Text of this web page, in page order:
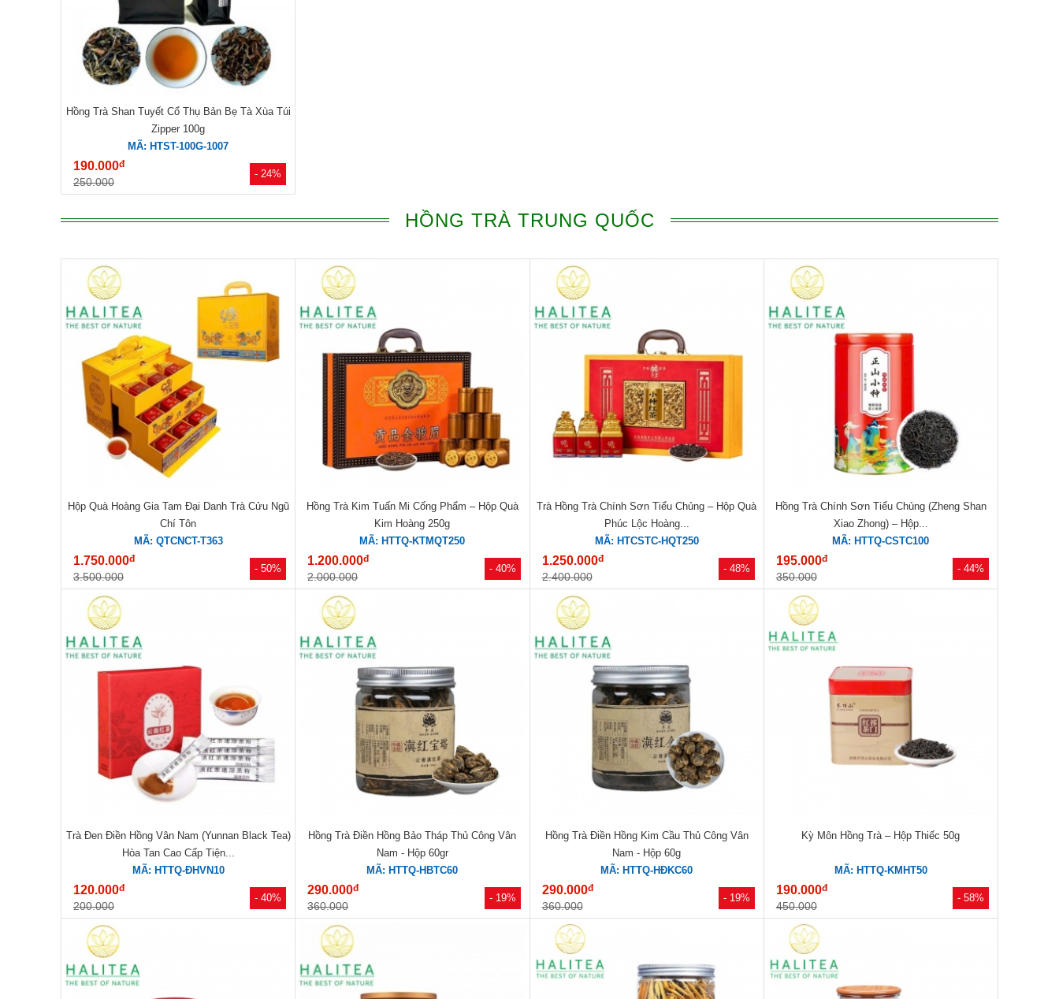
- 24%
Hồng Trà Shan Tuyết Cổ Thụ Bản Bẹ Tà Xùa Túi
Zipper 100g
MÃ: HTST-100G-1007
190.000đ
250.000
HỒNG TRÀ TRUNG QUỐC
- 50%
Hộp Quà Hoàng Gia Tam Đại Danh Trà Cửu Ngũ
Chí Tôn
MÃ: QTCNCT-T363
1.750.000đ
3.500.000
- 40%
Hồng Trà Kim Tuấn Mi Cống Phẩm – Hộp Quà
Kim Hoàng 250g
MÃ: HTTQ-KTMQT250
1.200.000đ
2.000.000
- 48%
Trà Hồng Trà Chính Sơn Tiểu Chủng – Hộp Quà
Phúc Lộc Hoàng...
MÃ: HTCSTC-HQT250
1.250.000đ
2.400.000
- 44%
Hồng Trà Chính Sơn Tiểu Chủng (Zheng Shan
Xiao Zhong) – Hộp...
MÃ: HTTQ-CSTC100
195.000đ
350.000
- 40%
Trà Đen Điền Hồng Vân Nam (Yunnan Black Tea)
Hòa Tan Cao Cấp Tiện...
MÃ: HTTQ-ĐHVN10
120.000đ
200.000
- 19%
Hồng Trà Điền Hồng Bảo Tháp Thủ Công Vân
Nam - Hộp 60gr
MÃ: HTTQ-HBTC60
290.000đ
360.000
- 19%
Hồng Trà Điền Hồng Kim Cầu Thủ Công Vân
Nam - Hộp 60g
MÃ: HTTQ-HĐKC60
290.000đ
360.000
- 58%
Kỳ Môn Hồng Trà – Hộp Thiếc 50g
MÃ: HTTQ-KMHT50
190.000đ
450.000